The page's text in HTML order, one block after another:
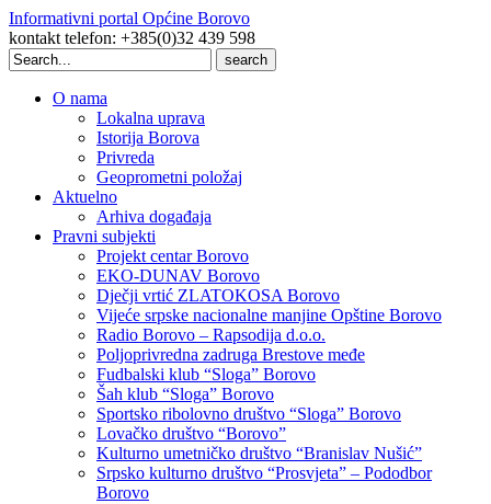
Informativni portal Općine Borovo
kontakt telefon: +385(0)32 439 598
Search
for:
O nama
Lokalna uprava
Istorija Borova
Privreda
Geoprometni položaj
Aktuelno
Arhiva događaja
Pravni subjekti
Projekt centar Borovo
EKO-DUNAV Borovo
Dječji vrtić ZLATOKOSA Borovo
Vijeće srpske nacionalne manjine Opštine Borovo
Radio Borovo – Rapsodija d.o.o.
Poljoprivredna zadruga Brestove međe
Fudbalski klub “Sloga” Borovo
Šah klub “Sloga” Borovo
Sportsko ribolovno društvo “Sloga” Borovo
Lovačko društvo “Borovo”
Kulturno umetničko društvo “Branislav Nušić”
Srpsko kulturno društvo “Prosvjeta” – Pododbor
Borovo